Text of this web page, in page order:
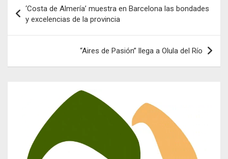
de
entradas
‘Costa de Almería’ muestra en Barcelona las bondades
y excelencias de la provincia
“Aires de Pasión” llega a Olula del Río